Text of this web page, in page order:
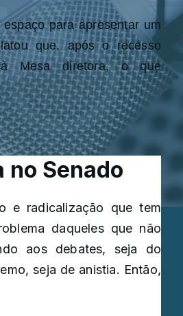
para apresentar um
que, após o recesso
à Mesa diretora, o que
Senado
e radicalização que tem
daqueles que não
aos debates, seja do
seja de anistia. Então,